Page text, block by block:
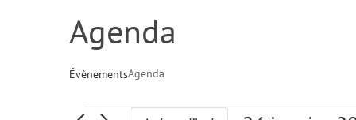
Agenda
ÉvènementsAgenda